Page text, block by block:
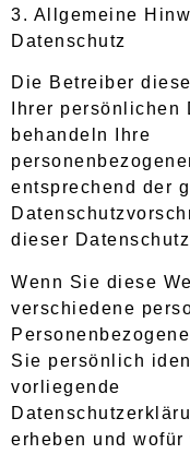
3. Allgemeine
Datenschutz
Die Betreiber
Ihrer
behandeln Ihre
entsprechend der
dieser
Wenn Sie diese
verschiedene
Sie persönlich
vorliegende
erheben und